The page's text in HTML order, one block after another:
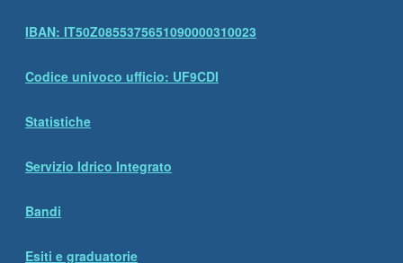
IBAN: IT50Z0855375651090000310023
Codice univoco ufficio: UF9CDI
Statistiche
Servizio Idrico Integrato
Bandi
Esiti e graduatorie